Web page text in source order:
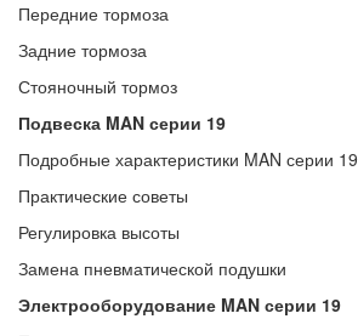
Передние тормоза
Задние тормоза
Стояночный тормоз
Подвеска MAN серии 19
Подробные характеристики MAN серии 19
Практические советы
Регулировка высоты
Замена пневматической подушки
Электрооборудование MAN серии 19